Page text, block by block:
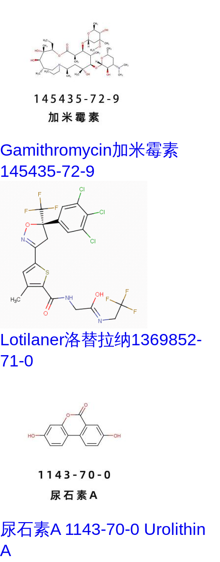
Gamithromycin加米霉素
145435-72-9
Lotilaner洛替拉纳1369852-
71-0
尿石素A 1143-70-0 Urolithin
A